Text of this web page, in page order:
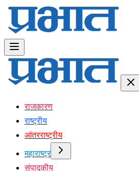
राजकारण
राष्ट्रीय
आंतरराष्ट्रीय
महाराष्ट्र
संपादकीय